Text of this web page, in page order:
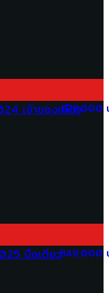
679,000
เจ้าของเดียว
849,000
มือเดียว